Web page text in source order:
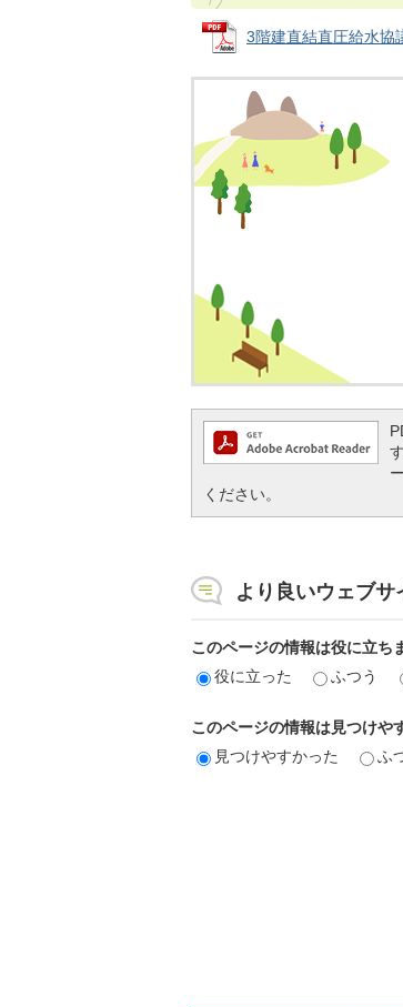
3階建直結直圧給水協
ください。
より良いウェブ
このページの情報は役に立ち
役に立った
ふつう
このページの情報は見つけや
見つけやすかった
ふ